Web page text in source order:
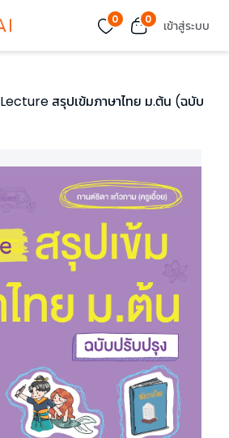
0 0 เข้าสู่ระบบ
Lecture สรุปเข้มภาษาไทย ม.ต้น (ฉบับ